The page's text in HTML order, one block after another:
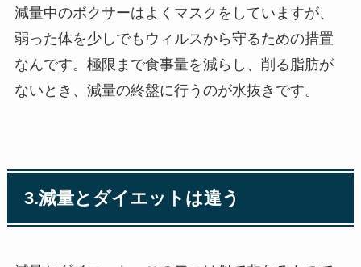
減量中のボクサーはよくマスクをしていますが、
弱った体を少しでもウィルスから守るための措置
なんです。極限まで食事量を減らし、削る脂肪が
ないとき、減量の終盤に行うのが水抜きです。
3.減量とダイエットは違う